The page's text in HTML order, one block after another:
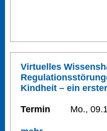
Virtuelles
Kindheit – ein
Termin Mo.,